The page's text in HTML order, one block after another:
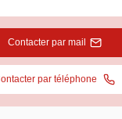
Contacter par mail
par téléphone